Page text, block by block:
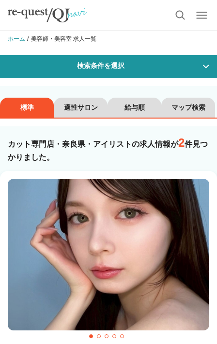
ホーム 美容師・美容室 求人一覧
検索条件を選択
沿線・駅を選択 市区町村を選択
美容師スタイリスト 美容師アシスタント
カラーリスト フロント・レセプション
ヘアメイク・美容部員
ネイリスト エステティシャン
講師・インストラクター 営業・販売スタッフ・その他
標準 適性サロン 給与順 マップ検索
カット専門店・奈良県・アイリストの求人情報が2件見つ
かりました。